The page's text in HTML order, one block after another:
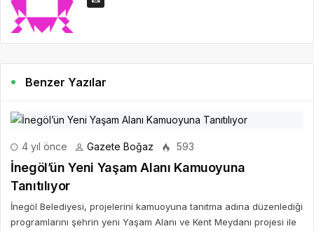
Benzer Yazılar
4 yıl önce Gazete Boğaz 593
İnegöl’ün Yeni Yaşam Alanı Kamuoyuna
Tanıtılıyor
İnegöl Belediyesi, projelerini kamuoyuna tanıtma adına düzenlediği
programlarını şehrin yeni Yaşam Alanı ve Kent Meydanı projesi ile